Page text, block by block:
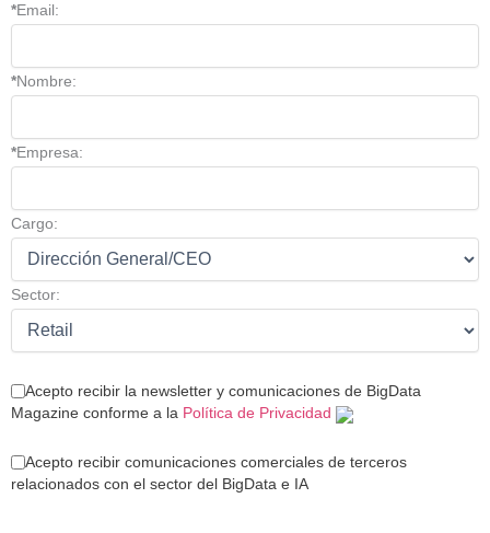
*Email:
*Nombre:
*Empresa:
Cargo:
Sector:
Acepto recibir la newsletter y comunicaciones de BigData
Magazine conforme a la Política de Privacidad
Acepto recibir comunicaciones comerciales de terceros
relacionados con el sector del BigData e IA